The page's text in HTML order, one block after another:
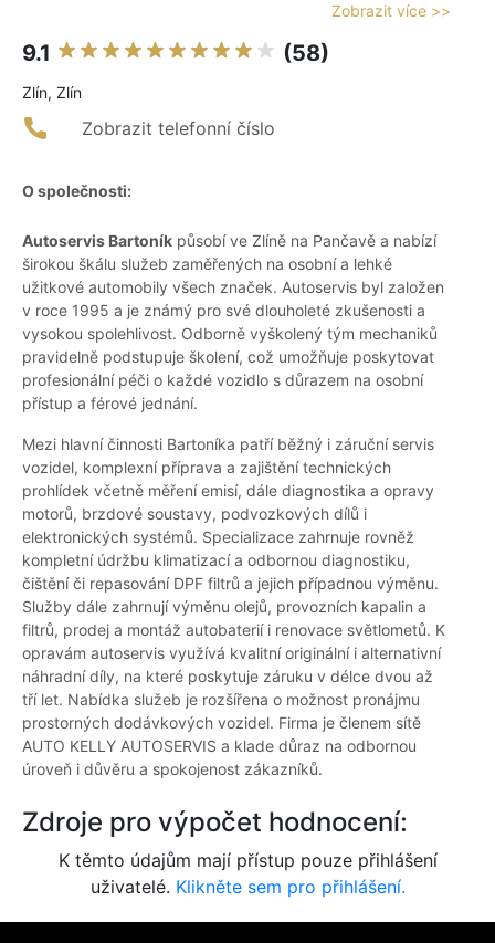
Zobrazit více >>
9.1 (58)
Zlín, Zlín
Zobrazit telefonní číslo
O společnosti:
Autoservis Bartoník působí ve Zlíně na Pančavě a nabízí
širokou škálu služeb zaměřených na osobní a lehké
užitkové automobily všech značek. Autoservis byl založen
v roce 1995 a je známý pro své dlouholeté zkušenosti a
vysokou spolehlivost. Odborně vyškolený tým mechaniků
pravidelně podstupuje školení, což umožňuje poskytovat
profesionální péči o každé vozidlo s důrazem na osobní
přístup a férové jednání.
Mezi hlavní činnosti Bartoníka patří běžný i záruční servis
vozidel, komplexní příprava a zajištění technických
prohlídek včetně měření emisí, dále diagnostika a opravy
motorů, brzdové soustavy, podvozkových dílů i
elektronických systémů. Specializace zahrnuje rovněž
kompletní údržbu klimatizací a odbornou diagnostiku,
čištění či repasování DPF filtrů a jejich případnou výměnu.
Služby dále zahrnují výměnu olejů, provozních kapalin a
filtrů, prodej a montáž autobaterií i renovace světlometů. K
opravám autoservis využívá kvalitní originální i alternativní
náhradní díly, na které poskytuje záruku v délce dvou až
tří let. Nabídka služeb je rozšířena o možnost pronájmu
prostorných dodávkových vozidel. Firma je členem sítě
AUTO KELLY AUTOSERVIS a klade důraz na odbornou
úroveň i důvěru a spokojenost zákazníků.
Zdroje pro výpočet hodnocení:
K těmto údajům mají přístup pouze přihlášení
uživatelé. Klikněte sem pro přihlášení.